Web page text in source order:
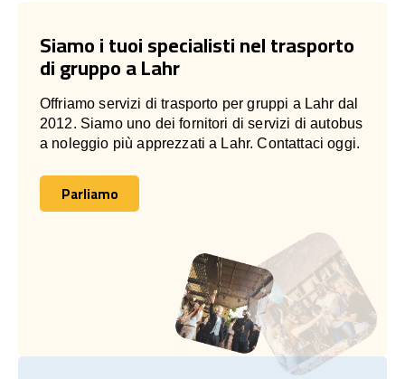
Siamo i tuoi specialisti nel trasporto
di gruppo a Lahr
Offriamo servizi di trasporto per gruppi a Lahr dal
2012. Siamo uno dei fornitori di servizi di autobus
a noleggio più apprezzati a Lahr. Contattaci oggi.
Parliamo
Parliamo